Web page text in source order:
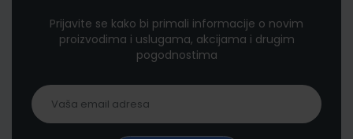
Prijavite se kako bi primali informacije o novim
proizvodima i uslugama, akcijama i drugim
pogodnostima